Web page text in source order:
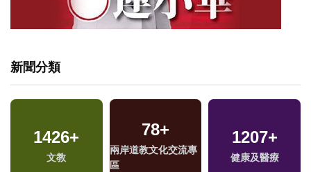
新聞分類
1426+
文教
78+
兩岸道教文化交流專
區
1207+
健康及醫療